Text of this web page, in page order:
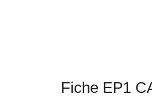
Fiche EP1